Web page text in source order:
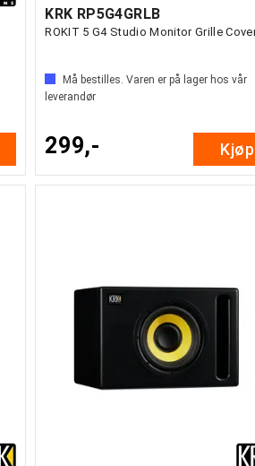
KRK RP5G4GRLB
ROKIT 5 G4 Studio Monitor Grille
Må bestilles. Varen er på lager hos vår
leverandør
299,- Kjøp